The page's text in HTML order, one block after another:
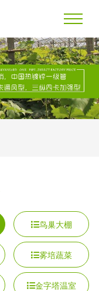
鸟巢大棚
雾培蔬菜
金字塔温室